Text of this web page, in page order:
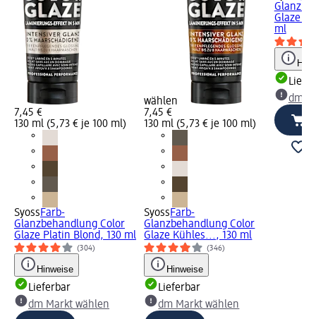
7,45 €
130 ml (5,73 € je 100 ml)
SyossFarb-
Glanzbehandlung Color
Glaze Platin Blond, 130 ml
(304)
Hinweise
Lieferbar
dm Markt wählen
wählen
7,45 €
130 ml (5,73 € je 100 ml)
SyossFarb-
Glanzbehandlung Color
Glaze Kühles..., 130 ml
(346)
Hinweise
Lieferbar
dm Markt wählen
Glaze
ml
dm